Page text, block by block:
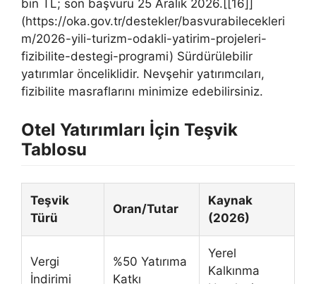
bin TL; son başvuru 25 Aralık 2026.[[16]]
(https://oka.gov.tr/destekler/basvurabilecekleri
m/2026-yili-turizm-odakli-yatirim-projeleri-
fizibilite-destegi-programi) Sürdürülebilir
yatırımlar önceliklidir. Nevşehir yatırımcıları,
fizibilite masraflarını minimize edebilirsiniz.
Otel Yatırımları İçin Teşvik
Tablosu
Teşvik
Türü
Oran/Tutar
Kaynak
(2026)
Vergi
İndirimi
%50 Yatırıma
Katkı
Yerel
Kalkınma